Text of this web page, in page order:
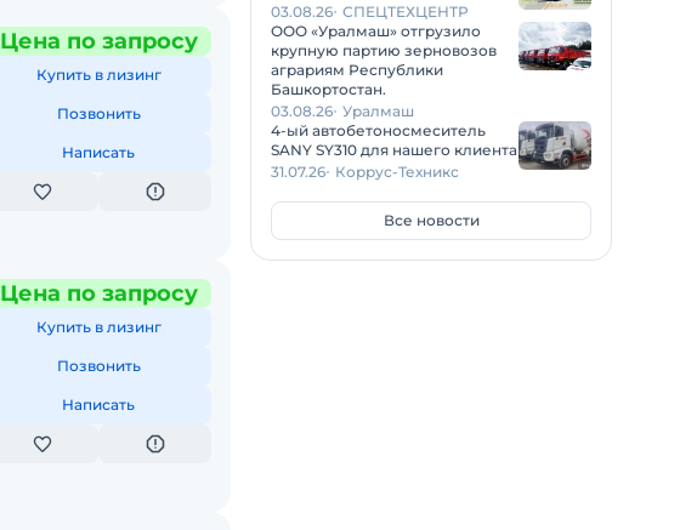
Цена по запросу
Купить в лизинг
Позвонить
Написать
Цена по запросу
Купить в лизинг
Позвонить
Написать
03.08.26 СПЕЦТЕХЦЕНТР
ООО «Уралмаш» отгрузило
крупную партию зерновозов
аграриям Республики
Башкортостан.
03.08.26 Уралмаш
4-ый автобетоносмеситель
SANY SY310 для нашего клиента
31.07.26 Коррус-Техникс
Все новости